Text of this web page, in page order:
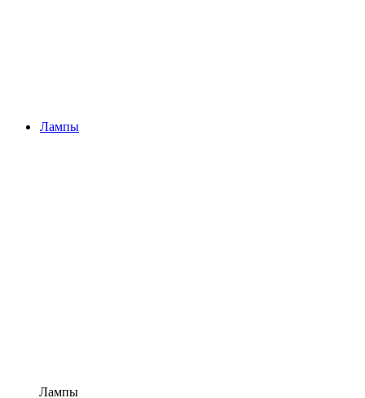
Лампы
Лампы